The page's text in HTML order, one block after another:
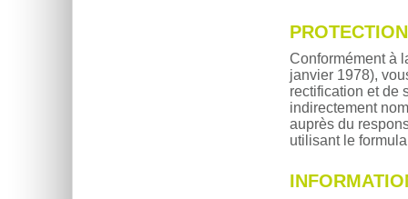
Conformément à
janvier 1978),
rectification et de
indirectement
auprès du
utilisant le